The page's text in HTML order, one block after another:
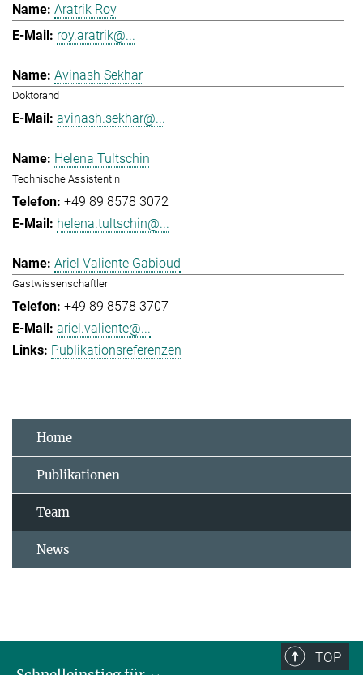
Aratrik Roy
roy.aratrik@...
Avinash Sekhar
Doktorand
avinash.sekhar@...
Helena Tultschin
Technische Assistentin
+49 89 8578 3072
helena.tultschin@...
Ariel Valiente Gabioud
Gastwissenschaftler
+49 89 8578 3707
ariel.valiente@...
Publikationsreferenzen
Home
Publikationen
Team
News
TOP